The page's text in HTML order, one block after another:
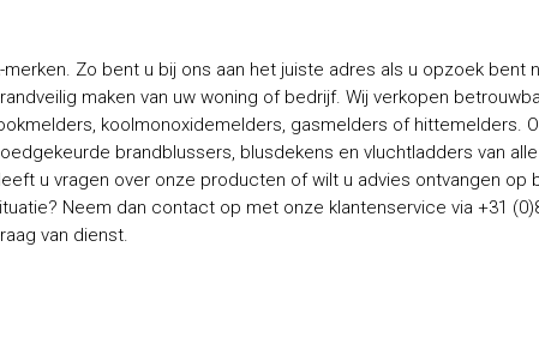
merken. Zo bent u bij ons aan het juiste adres als u opzoek bent
maken van uw woning of bedrijf. Wij verkopen
koolmonoxidemelders, gasmelders of hittemelders.
brandblussers, blusdekens en vluchtladders van
u vragen over onze producten of wilt u advies ontvangen op
Neem dan contact op met onze klantenservice via +31
van dienst.